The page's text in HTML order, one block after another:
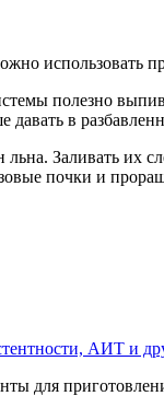
использовать
полезно
давать в
Заливать их
почки и
АИТ и
для